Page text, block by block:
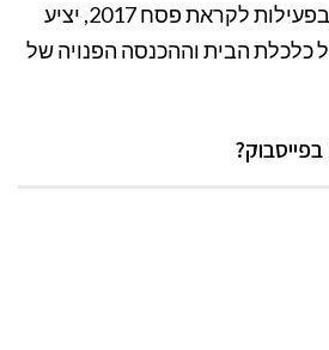
המועדון החדש, שיחל בפעילות לקראת פסח 2017, יציע
כלכלת הבית וההכנסה הפנויה של